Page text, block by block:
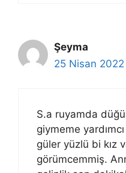
Şeyma
25 Nisan 2022
S.a ruyamda
giymeme
güler yüzlü bi kız
görümcemmiş.